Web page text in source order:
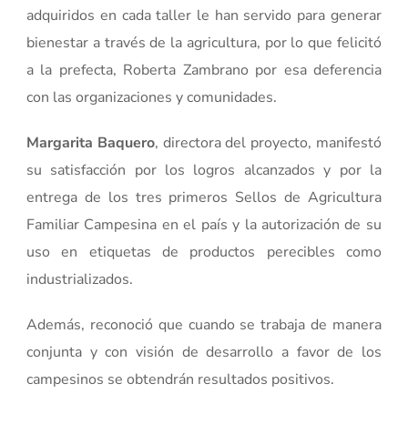
adquiridos en cada taller le han servido para generar
bienestar a través de la agricultura, por lo que felicitó
a la prefecta, Roberta Zambrano por esa deferencia
con las organizaciones y comunidades.
Margarita Baquero, directora del proyecto, manifestó
su satisfacción por los logros alcanzados y por la
entrega de los tres primeros Sellos de Agricultura
Familiar Campesina en el país y la autorización de su
uso en etiquetas de productos perecibles como
industrializados.
Además, reconoció que cuando se trabaja de manera
conjunta y con visión de desarrollo a favor de los
campesinos se obtendrán resultados positivos.